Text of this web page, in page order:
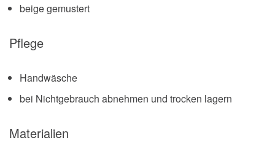
beige gemustert
Pflege
Handwäsche
bei Nichtgebrauch abnehmen und trocken lagern
Materialien